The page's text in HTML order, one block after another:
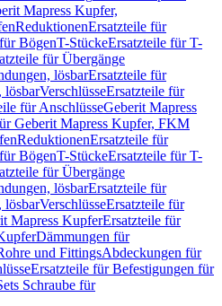
Mapress Kupfer,
ReduktionenErsatzteile für
BögenT-StückeErsatzteile für T-
für Übergänge
lösbarErsatzteile für
lösbarVerschlüsseErsatzteile für
für AnschlüsseGeberit Mapress
Geberit Mapress Kupfer, FKM
ReduktionenErsatzteile für
BögenT-StückeErsatzteile für T-
für Übergänge
lösbarErsatzteile für
lösbarVerschlüsseErsatzteile für
Mapress KupferErsatzteile für
Dämmungen für
und FittingsAbdeckungen für
Ersatzteile für Befestigungen für
Schraube für